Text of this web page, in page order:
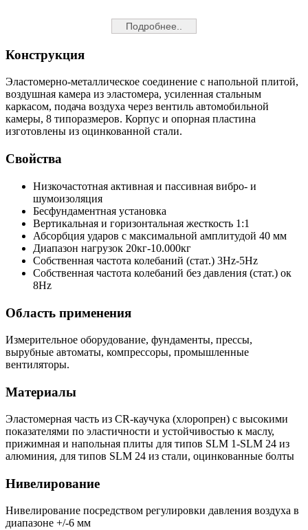
Подробнее..
Конструкция
Эластомерно-металлическое соединение с напольной плитой,
воздушная камера из эластомера, усиленная стальным
каркасом, подача воздуха через вентиль автомобильной
камеры, 8 типоразмеров. Корпус и опорная пластина
изготовлены из оцинкованной стали.
Свойства
Низкочастотная активная и пассивная вибро- и
шумоизоляция
Бесфундаментная установка
Вертикальная и горизонтальная жесткость 1:1
Абсорбция ударов с максимальной амплитудой 40 мм
Диапазон нагрузок 20кг-10.000кг
Собственная частота колебаний (стат.) 3Hz-5Hz
Собственная частота колебаний без давления (стат.) ок
8Hz
Область применения
Измерительное оборудование, фундаменты, прессы,
вырубные автоматы, компрессоры, промышленные
вентиляторы.
Материалы
Эластомерная часть из CR-каучука (хлоропрен) с высокими
показателями по эластичности и устойчивостью к маслу,
прижимная и напольная плиты для типов SLM 1-SLM 24 из
алюминия, для типов SLM 24 из стали, оцинкованные болты
Нивелирование
Нивелирование посредством регулировки давления воздуха в
диапазоне +/-6 мм